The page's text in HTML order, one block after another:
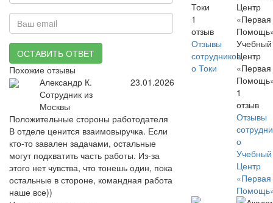
ОСТАВИТЬ ОТВЕТ
Похожие отзывы
Александр К.
Сотрудник из
Москвы
23.01.2026
Положительные стороны работодателя
В отделе ценится взаимовыручка. Если
кто-то завален задачами, остальные
могут подхватить часть работы. Из-за
этого нет чувства, что тонешь один, пока
остальные в стороне, командная работа
наше все))
Токи
1
отзыв
Отзывы
сотрудников
о Токи
Учебный
Центр
«Первая
1
отзыв
Отзывы
о
Учебный
Центр
«Первая